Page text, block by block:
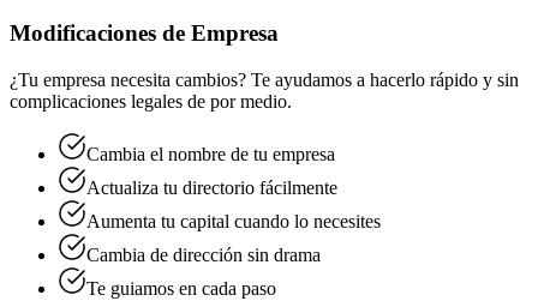
Modificaciones de Empresa
¿Tu empresa necesita cambios? Te ayudamos a hacerlo rápido y sin
complicaciones legales de por medio.
Cambia el nombre de tu empresa
Actualiza tu directorio fácilmente
Aumenta tu capital cuando lo necesites
Cambia de dirección sin drama
Te guiamos en cada paso